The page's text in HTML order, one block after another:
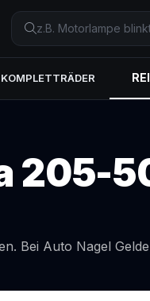
KOMPLETTRÄDER
205-
Bei Auto Nagel